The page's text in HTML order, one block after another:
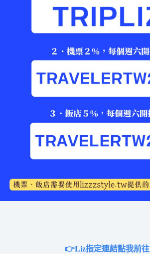
👉Liz指定連結點我前往